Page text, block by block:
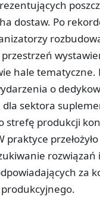
dostaw. Po
hale tematyczne.
o
sektora
strefę produkcji
praktyce
za